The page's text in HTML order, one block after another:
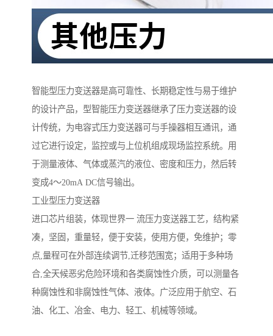
智能型压力变送器是高可靠性、长期稳定性与易于维护
的设计产品，型智能压力变送器继承了压力变送器的设
计传统，为电容式压力变送器可与手操器相互通讯，通
过它进行设定，监控或与上位机组成现场监控系统。用
于测量液体、气体或蒸汽的液位、密度和压力，然后转
变成4～20mA DC信号输出。
工业型压力变送器
进口芯片组装，体现世界一 流压力变送器工艺，结构紧
凑，坚固，重量轻，便于安装，使用方便，免维护；零
点,量程可在外部连续调节,迁移范围宽；适用于多种场
合,全天候恶劣危险环境和各类腐蚀性介质，可以测量各
种腐蚀性和非腐蚀性气体、液体。广泛应用于航空、石
油、化工、冶金、电力、轻工、机械等领域。